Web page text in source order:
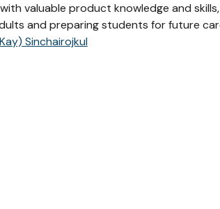
valuable product knowledge and skills,
and preparing students for future
Sinchairojkul